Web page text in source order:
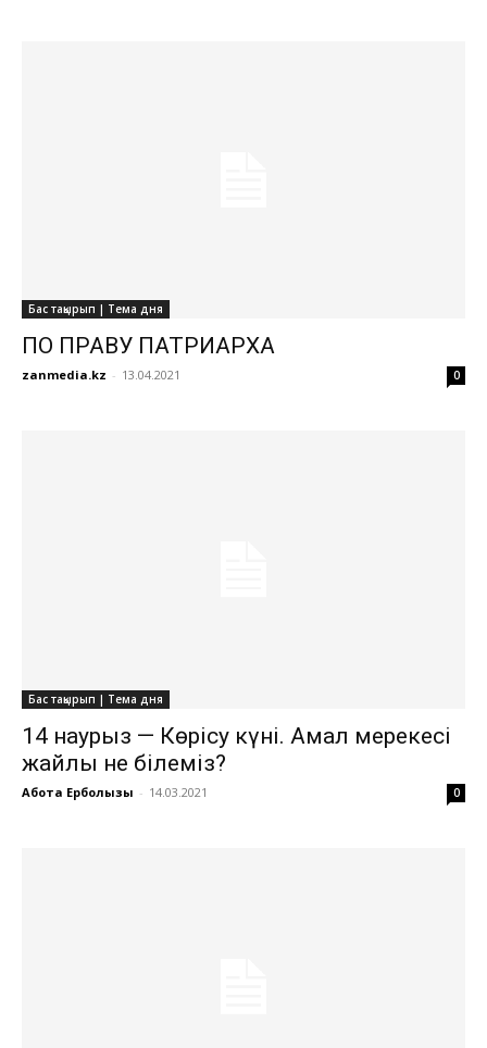
Бас тақырып | Тема дня
ПО ПРАВУ ПАТРИАРХА
zanmedia.kz - 13.04.2021 0
Бас тақырып | Тема дня
14 наурыз — Көрісу күні. Амал мерекесі
жайлы не білеміз?
Ақбота Ерболқызы - 14.03.2021 0